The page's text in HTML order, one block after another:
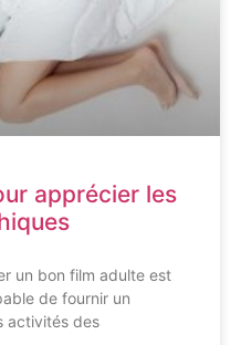
apprécier les
un bon film adulte est
de fournir un
activités des